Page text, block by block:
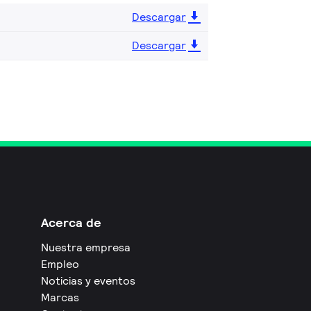
Descargar
Descargar
Acerca de
Nuestra empresa
Empleo
Noticias y eventos
Marcas